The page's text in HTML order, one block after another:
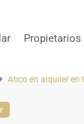
Propietarios
Ático en alquiler en